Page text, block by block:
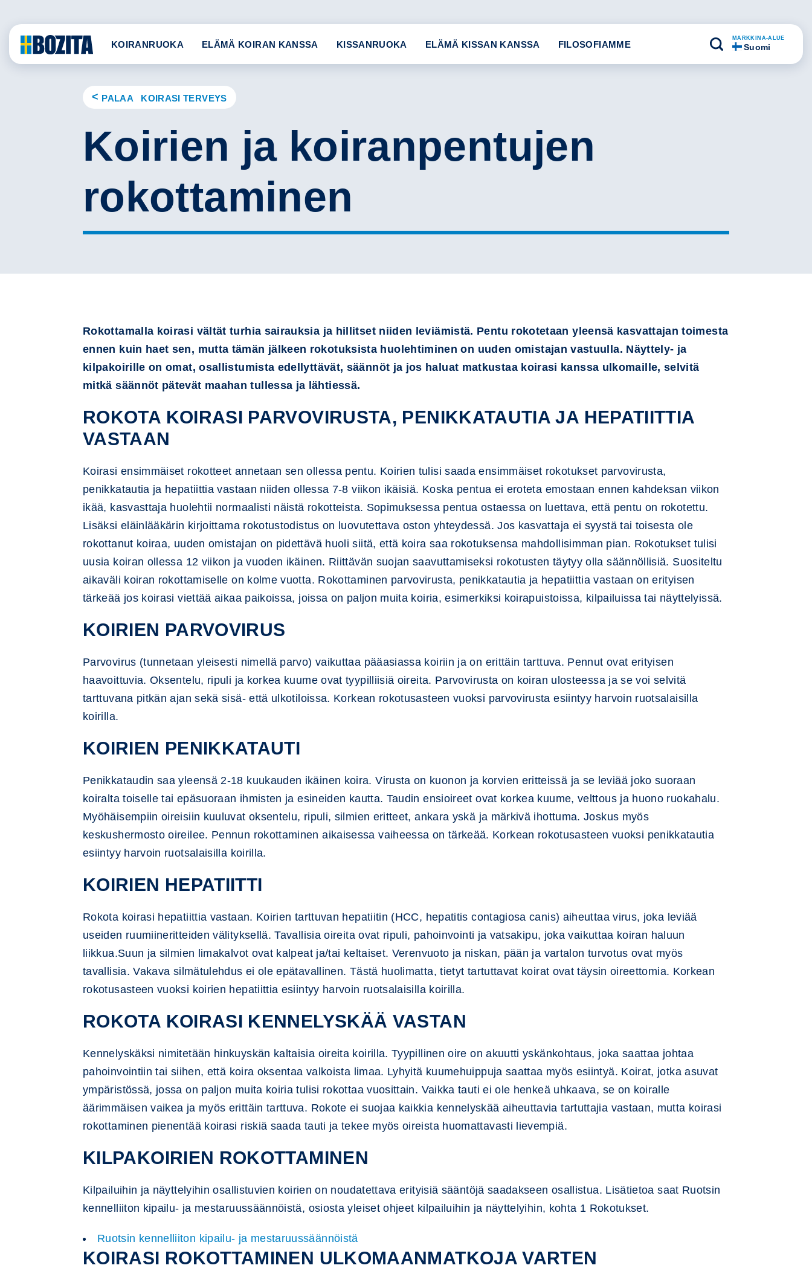
content
KOIRANRUOKA ELÄMÄ KOIRAN KANSSA KISSANRUOKA ELÄMÄ KISSAN KANSSA FILOSOFIAMME
MARKKINA-ALUE
Suomi
PALAA KOIRASI TERVEYS
Koirien ja koiranpentujen
rokottaminen
Rokottamalla koirasi vältät turhia sairauksia ja hillitset niiden leviämistä. Pentu rokotetaan yleensä kasvattajan toimesta
ennen kuin haet sen, mutta tämän jälkeen rokotuksista huolehtiminen on uuden omistajan vastuulla. Näyttely- ja
kilpakoirille on omat, osallistumista edellyttävät, säännöt ja jos haluat matkustaa koirasi kanssa ulkomaille, selvitä
mitkä säännöt pätevät maahan tullessa ja lähtiessä.
ROKOTA KOIRASI PARVOVIRUSTA, PENIKKATAUTIA JA HEPATIITTIA
VASTAAN
Koirasi ensimmäiset rokotteet annetaan sen ollessa pentu. Koirien tulisi saada ensimmäiset rokotukset parvovirusta,
penikkatautia ja hepatiittia vastaan niiden ollessa 7-8 viikon ikäisiä. Koska pentua ei eroteta emostaan ennen kahdeksan viikon
ikää, kasvasttaja huolehtii normaalisti näistä rokotteista. Sopimuksessa pentua ostaessa on luettava, että pentu on rokotettu.
Lisäksi eläinlääkärin kirjoittama rokotustodistus on luovutettava oston yhteydessä. Jos kasvattaja ei syystä tai toisesta ole
rokottanut koiraa, uuden omistajan on pidettävä huoli siitä, että koira saa rokotuksensa mahdollisimman pian. Rokotukset tulisi
uusia koiran ollessa 12 viikon ja vuoden ikäinen. Riittävän suojan saavuttamiseksi rokotusten täytyy olla säännöllisiä. Suositeltu
aikaväli koiran rokottamiselle on kolme vuotta. Rokottaminen parvovirusta, penikkatautia ja hepatiittia vastaan on erityisen
tärkeää jos koirasi viettää aikaa paikoissa, joissa on paljon muita koiria, esimerkiksi koirapuistoissa, kilpailuissa tai näyttelyissä.
KOIRIEN PARVOVIRUS
Parvovirus (tunnetaan yleisesti nimellä parvo) vaikuttaa pääasiassa koiriin ja on erittäin tarttuva. Pennut ovat erityisen
haavoittuvia. Oksentelu, ripuli ja korkea kuume ovat tyypilliisiä oireita. Parvovirusta on koiran ulosteessa ja se voi selvitä
tarttuvana pitkän ajan sekä sisä- että ulkotiloissa. Korkean rokotusasteen vuoksi parvovirusta esiintyy harvoin ruotsalaisilla
koirilla.
KOIRIEN PENIKKATAUTI
Penikkataudin saa yleensä 2-18 kuukauden ikäinen koira. Virusta on kuonon ja korvien eritteissä ja se leviää joko suoraan
koiralta toiselle tai epäsuoraan ihmisten ja esineiden kautta. Taudin ensioireet ovat korkea kuume, velttous ja huono ruokahalu.
Myöhäisempiin oireisiin kuuluvat oksentelu, ripuli, silmien eritteet, ankara yskä ja märkivä ihottuma. Joskus myös
keskushermosto oireilee. Pennun rokottaminen aikaisessa vaiheessa on tärkeää. Korkean rokotusasteen vuoksi penikkatautia
esiintyy harvoin ruotsalaisilla koirilla.
KOIRIEN HEPATIITTI
Rokota koirasi hepatiittia vastaan. Koirien tarttuvan hepatiitin (HCC, hepatitis contagiosa canis) aiheuttaa virus, joka leviää
useiden ruumiineritteiden välityksellä. Tavallisia oireita ovat ripuli, pahoinvointi ja vatsakipu, joka vaikuttaa koiran haluun
liikkua.Suun ja silmien limakalvot ovat kalpeat ja/tai keltaiset. Verenvuoto ja niskan, pään ja vartalon turvotus ovat myös
tavallisia. Vakava silmätulehdus ei ole epätavallinen. Tästä huolimatta, tietyt tartuttavat koirat ovat täysin oireettomia. Korkean
rokotusasteen vuoksi koirien hepatiittia esiintyy harvoin ruotsalaisilla koirilla.
ROKOTA KOIRASI KENNELYSKÄÄ VASTAN
Kennelyskäksi nimitetään hinkuyskän kaltaisia oireita koirilla. Tyypillinen oire on akuutti yskänkohtaus, joka saattaa johtaa
pahoinvointiin tai siihen, että koira oksentaa valkoista limaa. Lyhyitä kuumehuippuja saattaa myös esiintyä. Koirat, jotka asuvat
ympäristössä, jossa on paljon muita koiria tulisi rokottaa vuosittain. Vaikka tauti ei ole henkeä uhkaava, se on koiralle
äärimmäisen vaikea ja myös erittäin tarttuva. Rokote ei suojaa kaikkia kennelyskää aiheuttavia tartuttajia vastaan, mutta koirasi
rokottaminen pienentää koirasi riskiä saada tauti ja tekee myös oireista huomattavasti lievempiä.
KILPAKOIRIEN ROKOTTAMINEN
Kilpailuihin ja näyttelyihin osallistuvien koirien on noudatettava erityisiä sääntöjä saadakseen osallistua. Lisätietoa saat Ruotsin
kennelliiton kipailu- ja mestaruussäännöistä, osiosta yleiset ohjeet kilpailuihin ja näyttelyihin, kohta 1 Rokotukset.
Ruotsin kennelliiton kipailu- ja mestaruussäännöistä
KOIRASI ROKOTTAMINEN ULKOMAANMATKOJA VARTEN